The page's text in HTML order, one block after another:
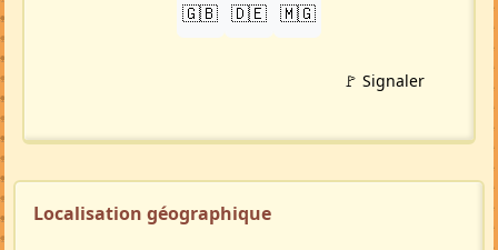
🇬🇧 🇩🇪 🇲🇬
🚩 Signaler
Localisation géographique